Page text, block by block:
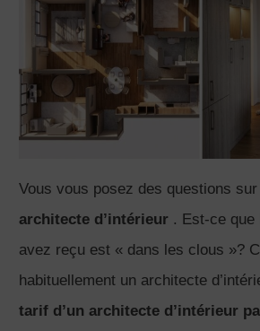
Vous vous posez des questions
architecte d’intérieur . Est-ce que
avez reçu est « dans les clous »?
habituellement un architecte
tarif d’un architecte d’intérieur